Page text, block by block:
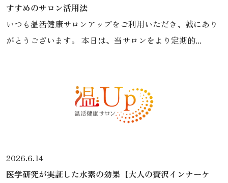
すすめのサロン活用法
いつも温活健康サロンアップをご利用いただき、誠にあり
がとうございます。 本日は、当サロンをより定期的...
2026.6.14
医学研究が実証した水素の効果【大人の贅沢インナーケ